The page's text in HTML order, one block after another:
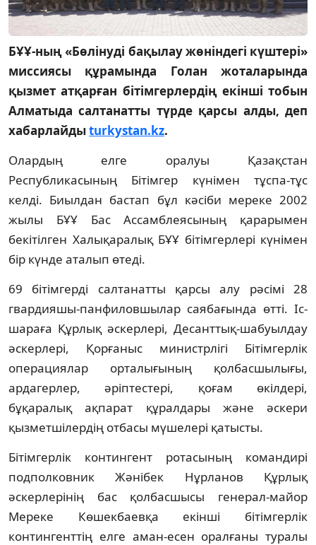
БҰҰ-ның «Бөлінуді бақылау жөніндегі күштері»
миссиясы құрамында Голан жоталарында
қызмет атқарған бітімгерлердің екінші тобын
Алматыда салтанатты түрде қарсы алды, деп
хабарлайдыturkystan.kz.
Олардың елге оралуы Қазақстан
Республикасының Бітімгер күнімен тұспа-тұс
келді. Биылдан бастап бұл кәсіби мереке 2002
жылы БҰҰ Бас Ассамблеясының қарарымен
бекітілген Халықаралық БҰҰ бітімгерлері күнімен
бір күнде аталып өтеді.
69 бітімгерді салтанатты қарсы алу рәсімі 28
гвардияшы-панфиловшылар саябағында өтті. Іс-
шараға Құрлық әскерлері, Десанттық-шабуылдау
әскерлері, Қорғаныс министрлігі Бітімгерлік
операциялар орталығының қолбасшылығы,
ардагерлер, әріптестері, қоғам өкілдері,
бұқаралық ақпарат құралдары және әскери
қызметшілердің отбасы мүшелері қатысты.
Бітімгерлік контингент ротасының командирі
подполковник Жәнібек Нұрланов Құрлық
әскерлерінің бас қолбасшысы генерал-майор
Мереке Көшекбаевқа екінші бітімгерлік
контингенттің елге аман-есен оралғаны туралы